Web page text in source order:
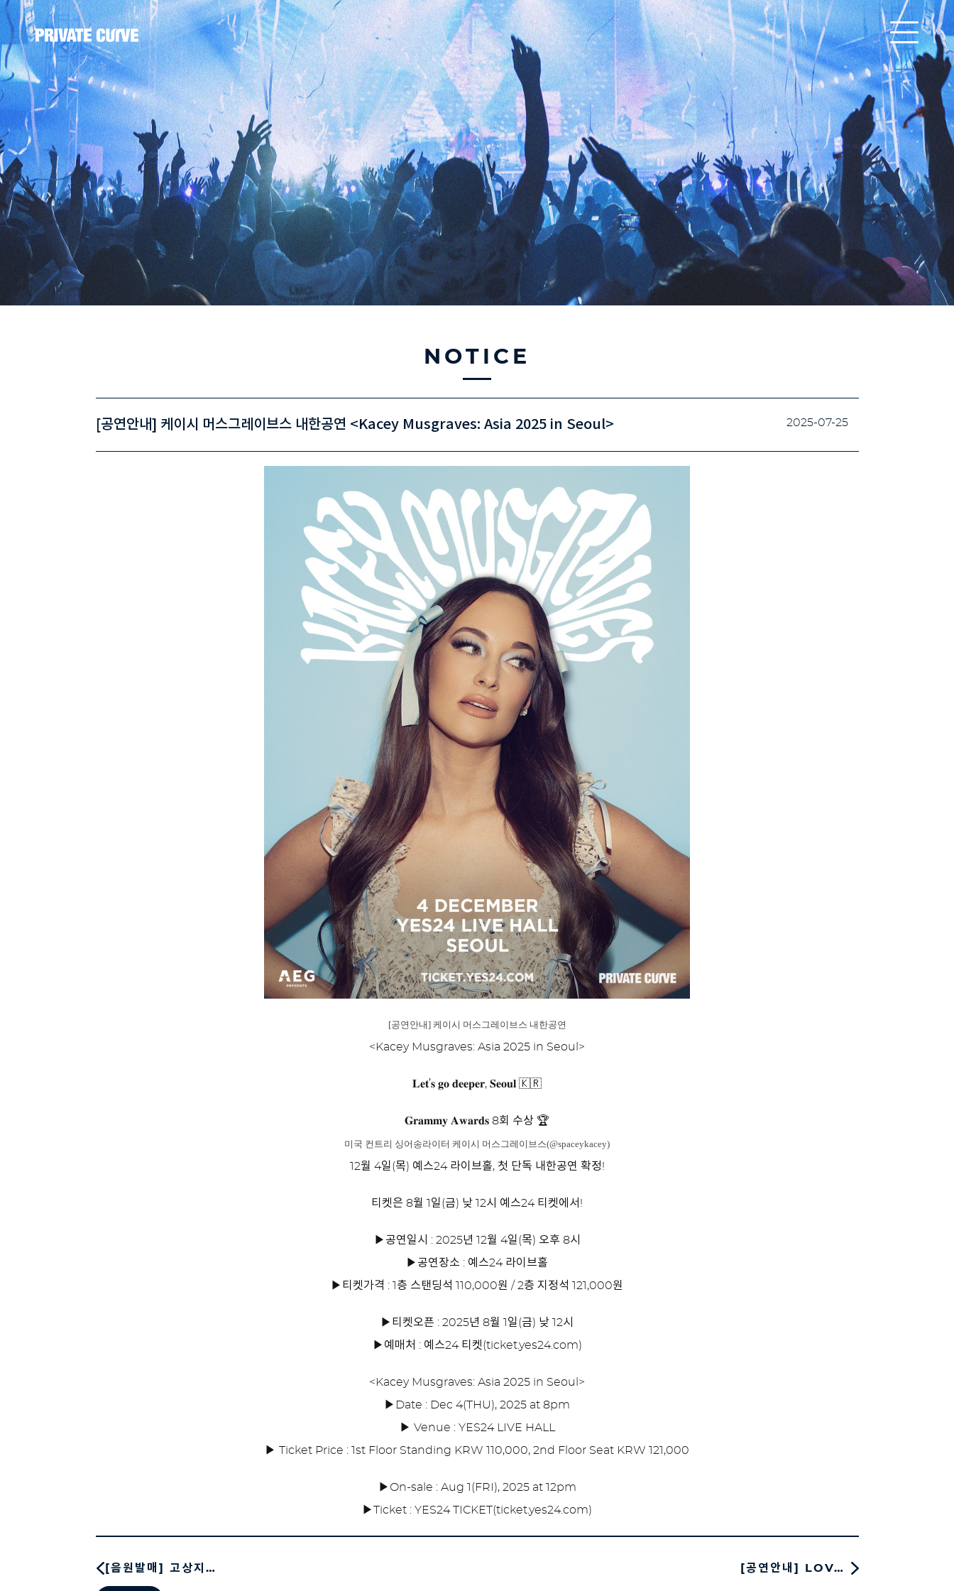
NOTICE
[공연안내] 케이시 머스그레이브스 내한공연 <Kacey Musgraves: Asia 2025 in Seoul> 2025-07-25
[공연안내] 케이시 머스그레이브스 내한공연
<Kacey Musgraves: Asia 2025 in Seoul>
𝐋𝐞𝐭’𝐬 𝐠𝐨 𝐝𝐞𝐞𝐩𝐞𝐫, 𝐒𝐞𝐨𝐮𝐥 🇰🇷
𝐆𝐫𝐚𝐦𝐦𝐲 𝐀𝐰𝐚𝐫𝐝𝐬 8회 수상 🏆
미국 컨트리 싱어송라이터 케이시 머스그레이브스(@spaceykacey)
12월 4일(목) 예스24 라이브홀, 첫 단독 내한공연 확정!
티켓은 8월 1일(금) 낮 12시 예스24 티켓에서!
▶공연일시 : 2025년 12월 4일(목) 오후 8시
▶공연장소 : 예스24 라이브홀
▶티켓가격 : 1층 스탠딩석 110,000원 / 2층 지정석 121,000원
▶티켓오픈 : 2025년 8월 1일(금) 낮 12시
▶예매처 : 예스24 티켓(ticket.yes24.com)
<Kacey Musgraves: Asia 2025 in Seoul>
▶Date : Dec 4(THU), 2025 at 8pm
▶ Venue : YES24 LIVE HALL
▶ Ticket Price : 1st Floor Standing KRW 110,000, 2nd Floor Seat KRW 121,000
▶On-sale : Aug 1(FRI), 2025 at 12pm
▶Ticket : YES24 TICKET(ticket.yes24.com)
[음원발매] 고상지… [공연안내] LOV…